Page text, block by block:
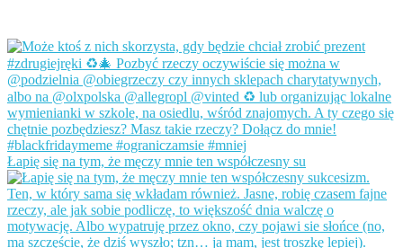
Łapię się na tym, że męczy mnie ten współczesny su